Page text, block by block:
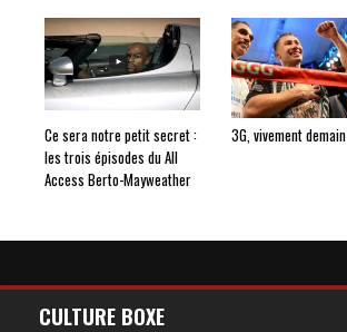
Ce sera notre petit secret :
les trois épisodes du All
Access Berto-Mayweather
3G, vivement demain
CULTURE BOXE